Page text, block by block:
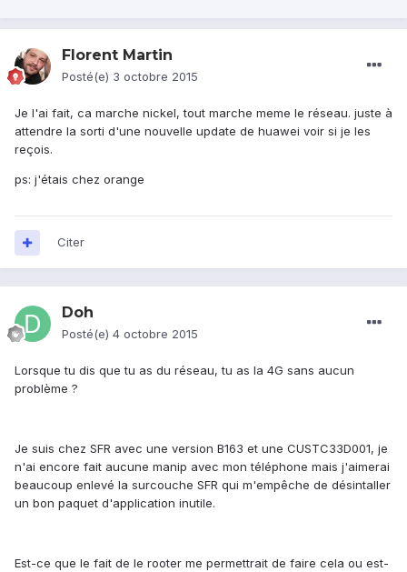
Florent Martin
Posté(e) 3 octobre 2015
Je l'ai fait, ca marche nickel, tout marche meme le réseau. juste à
attendre la sorti d'une nouvelle update de huawei voir si je les
reçois.
ps: j'étais chez orange
Citer
Doh
Posté(e) 4 octobre 2015
Lorsque tu dis que tu as du réseau, tu as la 4G sans aucun
problème ?
Je suis chez SFR avec une version B163 et une CUSTC33D001, je
n'ai encore fait aucune manip avec mon téléphone mais j'aimerai
beaucoup enlevé la surcouche SFR qui m'empêche de désintaller
un bon paquet d'application inutile.
Est-ce que le fait de le rooter me permettrait de faire cela ou est-